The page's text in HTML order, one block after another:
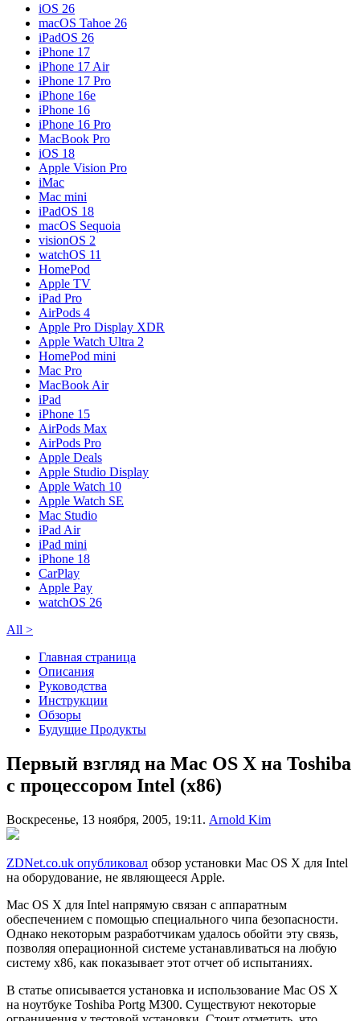
iOS 26
macOS Tahoe 26
iPadOS 26
iPhone 17
iPhone 17 Air
iPhone 17 Pro
iPhone 16e
iPhone 16
iPhone 16 Pro
MacBook Pro
iOS 18
Apple Vision Pro
iMac
Mac mini
iPadOS 18
macOS Sequoia
visionOS 2
watchOS 11
HomePod
Apple TV
iPad Pro
AirPods 4
Apple Pro Display XDR
Apple Watch Ultra 2
HomePod mini
Mac Pro
MacBook Air
iPad
iPhone 15
AirPods Max
AirPods Pro
Apple Deals
Apple Studio Display
Apple Watch 10
Apple Watch SE
Mac Studio
iPad Air
iPad mini
iPhone 18
CarPlay
Apple Pay
watchOS 26
All >
Главная страница
Описания
Руководства
Инструкции
Обзоры
Будущие Продукты
Первый взгляд на Mac OS X на Toshiba
с процессором Intel (x86)
Воскресенье, 13 ноября, 2005, 19:11. Arnold Kim
ZDNet.co.uk опубликовал обзор установки Mac OS X для Intel
на оборудование, не являющееся Apple.
Mac OS X для Intel напрямую связан с аппаратным
обеспечением с помощью специального чипа безопасности.
Однако некоторым разработчикам удалось обойти эту связь,
позволяя операционной системе устанавливаться на любую
систему x86, как показывает этот отчет об испытаниях.
В статье описывается установка и использование Mac OS X
на ноутбуке Toshiba Portg M300. Существуют некоторые